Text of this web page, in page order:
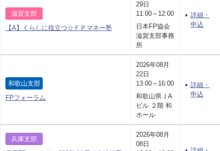
滋賀支部
【A】くらしに役立つ☆ＦＰマネー塾
29日
11:00～12:00
日本FP協会
滋賀支部事務
所
詳細・
申込
和歌山支部
FPフォーラム
2026年08月
22日
13:00～16:00
和歌山県ＪA
ビル ２階 和
ホール
詳細・
申込
兵庫支部
2026年08月
08日